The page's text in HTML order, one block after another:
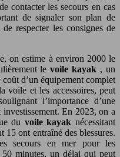
contacter les secours en cas
de signaler son plan de
respecter les consignes de
on estime à environ 2000 le
levoile kayak , un
d’un équipement complet
voile et les accessoires, peut
l’importance d’une
En 2023, on a
du voile kayaknécessitant
15 ont entraîné des blessures.
secours en mer pour les
50 minutes, un délai qui peut